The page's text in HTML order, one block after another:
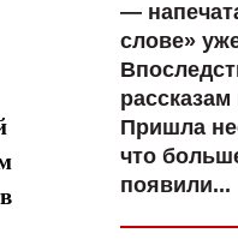
—
слове»
Пришла
что
появили...